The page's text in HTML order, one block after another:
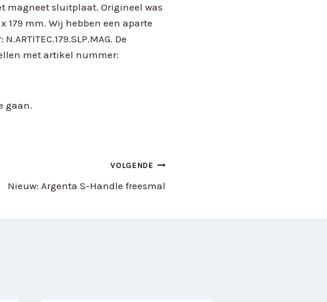
magneet sluitplaat. Origineel was
179 mm. Wij hebben een aparte
De
met artikel nummer:
gaan.
VOLGENDE
Nieuw: Argenta S-Handle freesmal